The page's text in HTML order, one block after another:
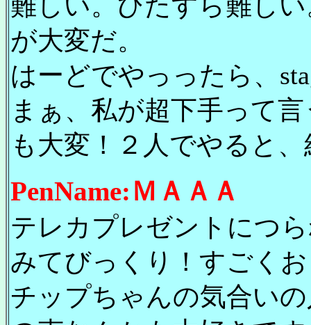
が大変だ。
はーどでやっったら、
まぁ、私が超下手って
も大変！２人でやると
PenName:ＭＡＡＡ
テレカプレゼントにつ
みてびっくり！すごく
チップちゃんの気合い